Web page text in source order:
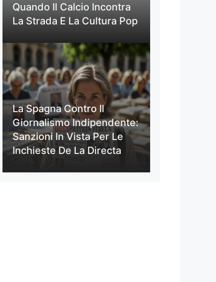
Quando Il Calcio Incontra
La Strada E La Cultura Pop
La Spagna Contro Il
Giornalismo Indipendente:
Sanzioni In Vista Per Le
Inchieste De La Directa